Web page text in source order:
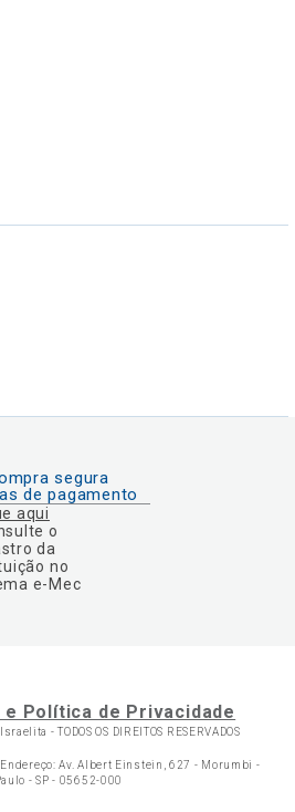
segura
de pagamento
aqui
o
da
no
e-Mec
Política de Privacidade
-TODOS OS DIREITOS RESERVADOS
Av. Albert Einstein, 627 - Morumbi -
- SP - 05652-000